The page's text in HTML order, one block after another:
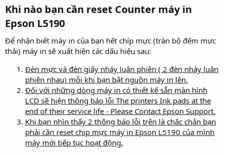
Khi nào bạn cần reset Counter máy in
Epson L5190​
Để nhận biết máy in của bạn hết chíp mực (tràn bộ đếm mực
thải) máy in sẽ xuất hiện các dấu hiệu sau:
Đèn mực và đèn giấy nháy luân phiên ( 2 đèn nháy luân
phiên nhau) mỗi khi bạn bật nguồn máy in lên.
Đối với những dòng máy in có thiết kế sẵn màn hình
LCD sẽ hiện thông báo lỗi The printers Ink pads at the
end of their service life - Please Contact Epson Support.
Khi bạn nhìn thấy 2 thông báo lỗi trên là chắc chắn bạn
phải cần reset chip mực máy in Epson L5190 của mình
máy mới tiếp tục hoạt động.